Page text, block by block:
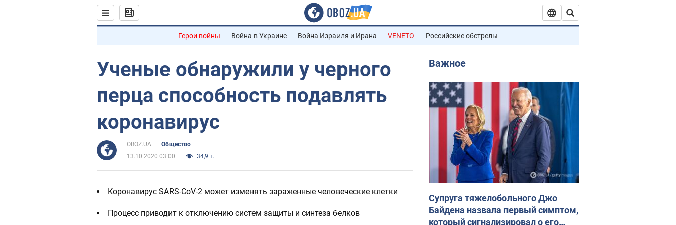
Герои войны Война в Украине Война Израиля и Ирана VENETO Российские обстрелы
Ученые обнаружили у черного
перца способность подавлять
коронавирус
OBOZ.UA
Общество
13.10.2020 03:00
34,9 т.
Коронавирус SARS-CoV-2 может изменять зараженные человеческие клетки
Процесс приводит к отключению систем защиты и синтеза белков
Важное
Супруга тяжелобольного Джо
Байдена назвала первый симптом,
который сигнализировал о его